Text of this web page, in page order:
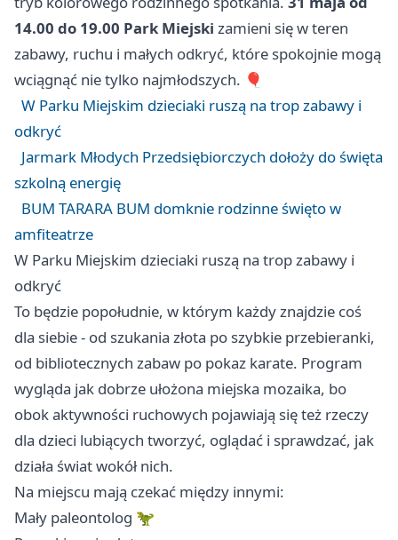
14.00 do 19.00 Park Miejski zamieni się w teren
zabawy, ruchu i małych odkryć, które spokojnie mogą
wciągnąć nie tylko najmłodszych. 🎈
W Parku Miejskim dzieciaki ruszą na trop zabawy i
odkryć
Jarmark Młodych Przedsiębiorczych dołoży do święta
szkolną energię
BUM TARARA BUM domknie rodzinne święto w
amfiteatrze
W Parku Miejskim dzieciaki ruszą na trop zabawy i
odkryć
To będzie popołudnie, w którym każdy znajdzie coś
dla siebie - od szukania złota po szybkie przebieranki,
od bibliotecznych zabaw po pokaz karate. Program
wygląda jak dobrze ułożona miejska mozaika, bo
obok aktywności ruchowych pojawiają się też rzeczy
dla dzieci lubiących tworzyć, oglądać i sprawdzać, jak
działa świat wokół nich.
Na miejscu mają czekać między innymi:
Mały paleontolog 🦖